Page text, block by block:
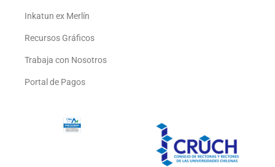
Inkatun ex Merlín
Recursos Gráficos
Trabaja con Nosotros
Portal de Pagos